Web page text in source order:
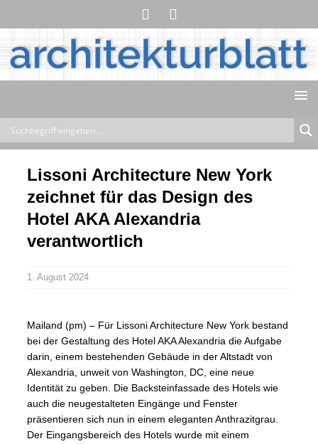
Lissoni Architecture New York
zeichnet für das Design des
Hotel AKA Alexandria
verantwortlich
1. August 2024
Mailand (pm) – Für Lissoni Architecture New York bestand
bei der Gestaltung des Hotel AKA Alexandria die Aufgabe
darin, einem bestehenden Gebäude in der Altstadt von
Alexandria, unweit von Washington, DC, eine neue
Identität zu geben. Die Backsteinfassade des Hotels wie
auch die neugestalteten Eingänge und Fenster
präsentieren sich nun in einem eleganten Anthrazitgrau.
Der Eingangsbereich des Hotels wurde mit einem